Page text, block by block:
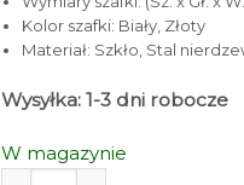
Kolor szafki: Biały, Złoty
Materiał: Szkło, Stal
Wysyłka: 1-3 dni robocze
W magazynie
ilość SZAFKA NOCNA z